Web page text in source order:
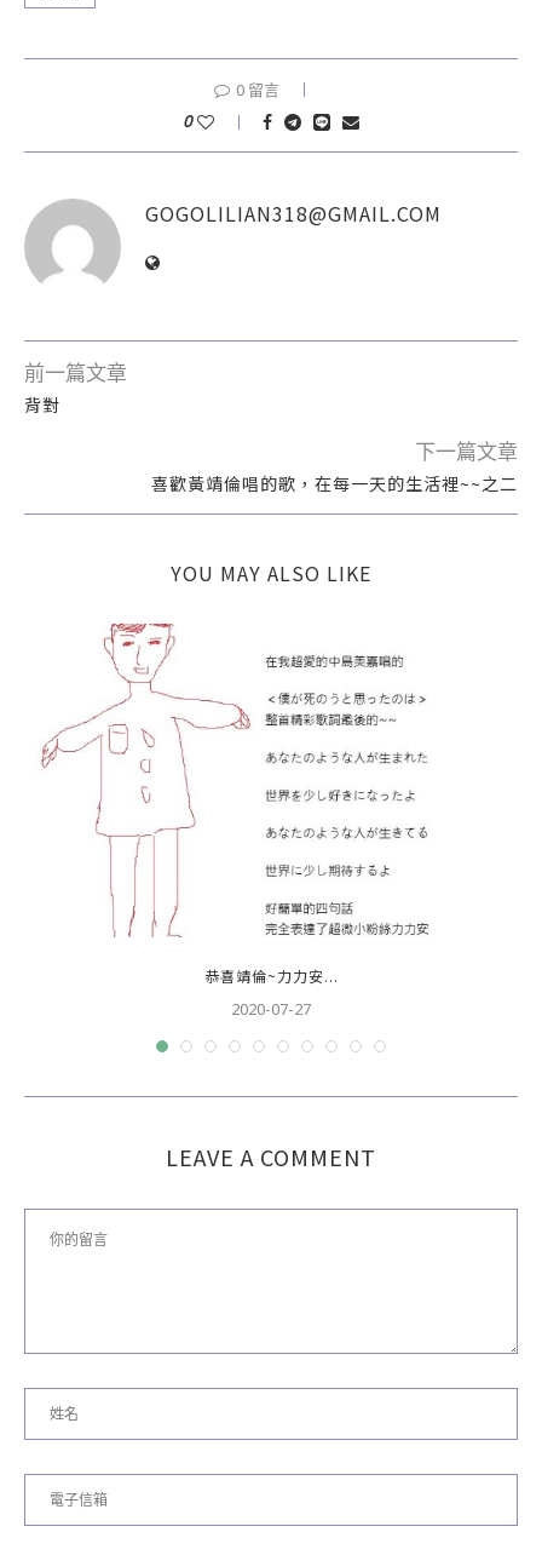
0 留言
0
GOGOLILIAN318@GMAIL.COM
前一篇文章
背對
下一篇文章
喜歡黃靖倫唱的歌，在每一天的生活裡~~之二
YOU MAY ALSO LIKE
恭喜靖倫~力力安...
2020-07-27
LEAVE A COMMENT